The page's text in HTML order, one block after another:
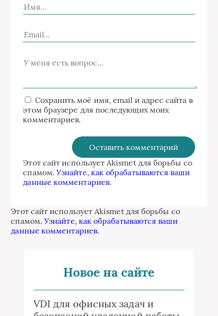
Сохранить моё имя, email и адрес сайта в
этом браузере для последующих моих
комментариев.
Этот сайт использует Akismet для борьбы со
спамом.Узнайте, как обрабатываются ваши
данные комментариев.
Этот сайт использует Akismet для борьбы со
спамом.Узнайте, как обрабатываются ваши
данные комментариев.
Новое на сайте
VDI для офисных задач и